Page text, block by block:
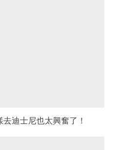
去迪士尼也太興奮了！